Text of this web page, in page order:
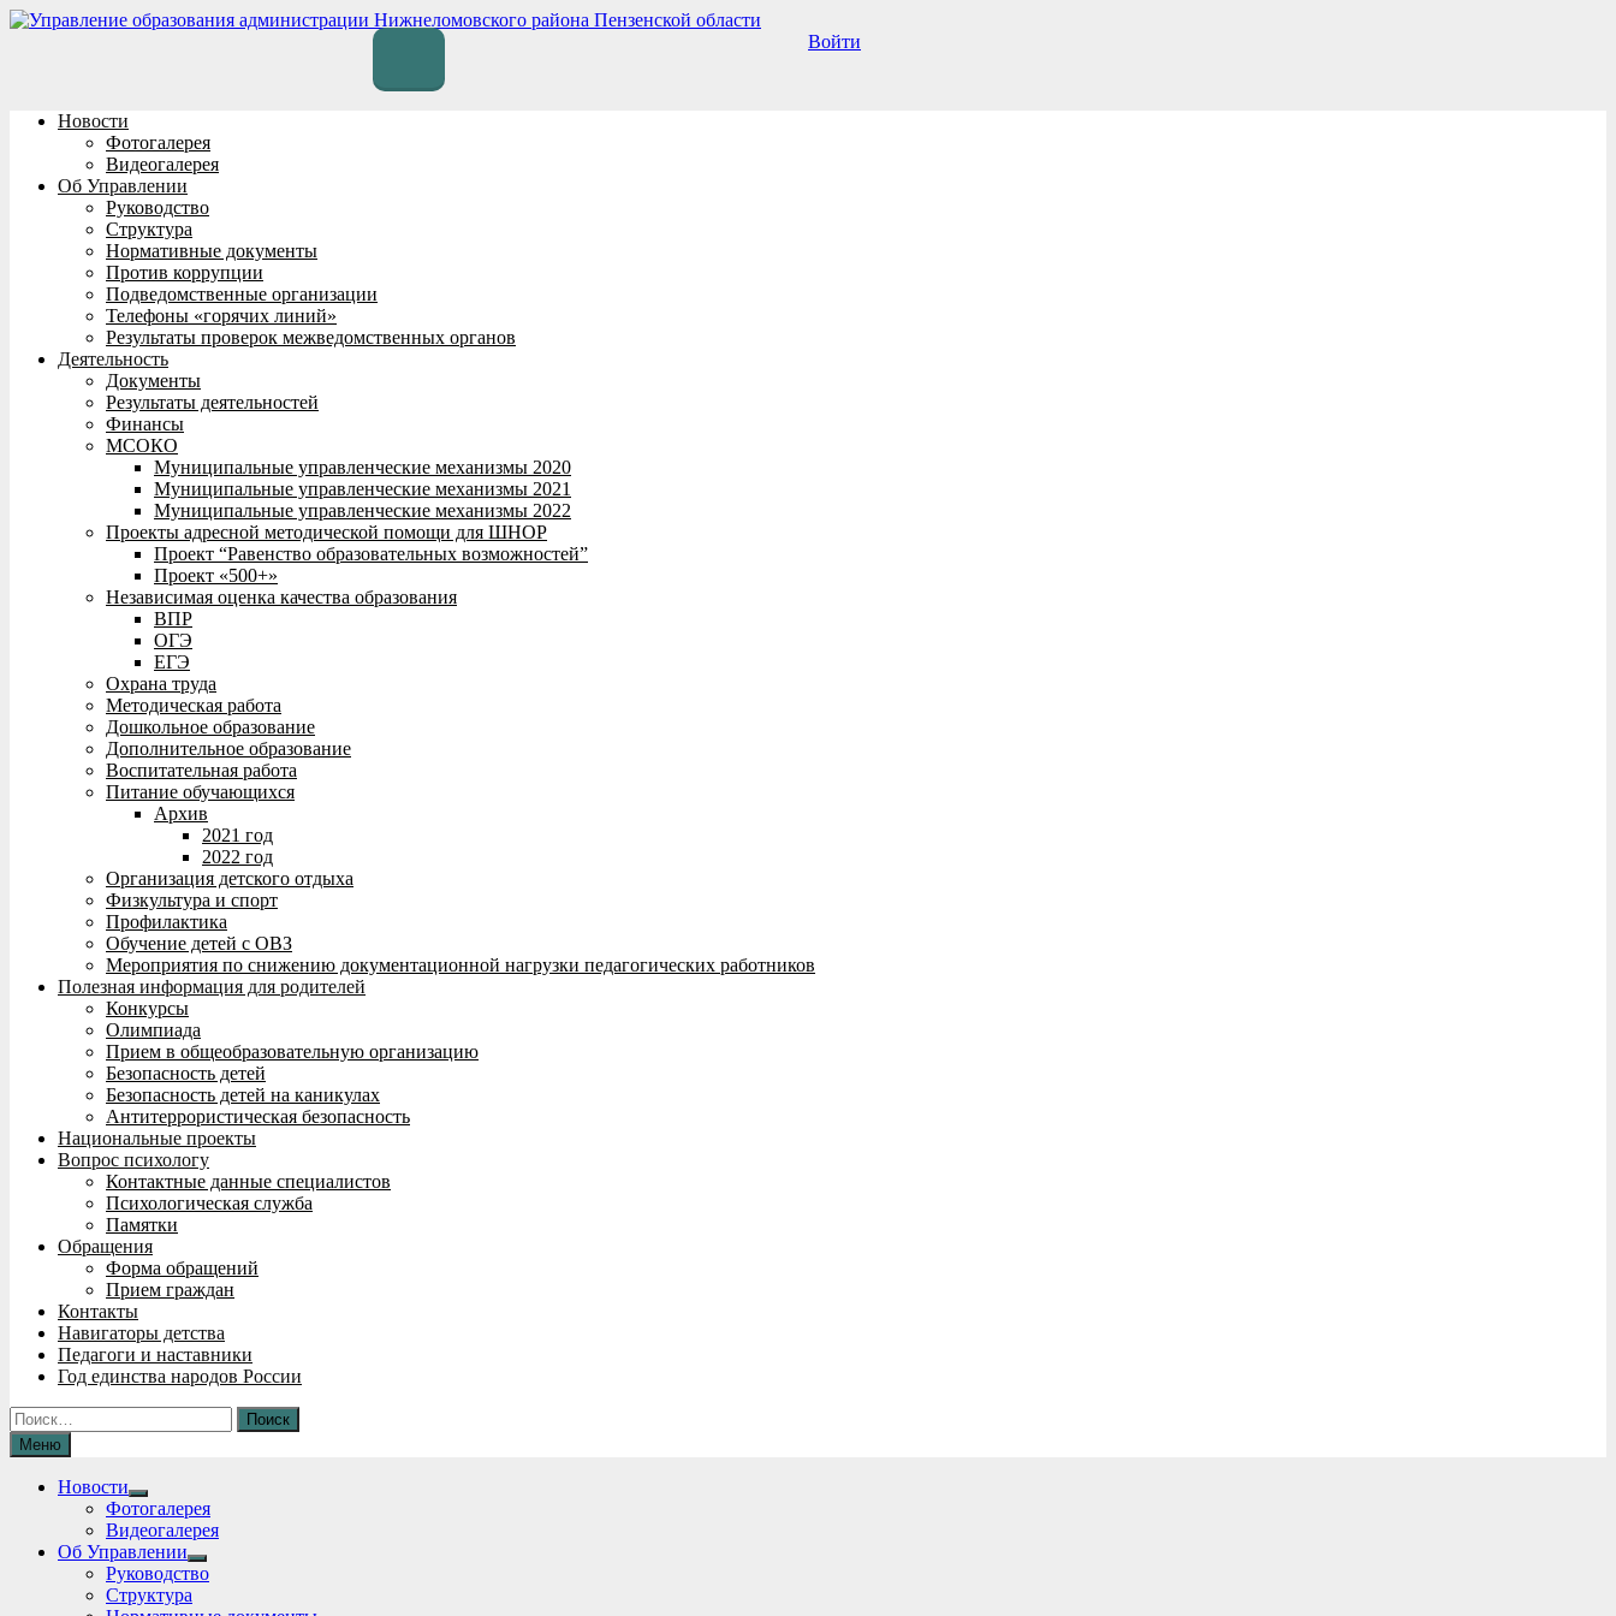
Перейти
Войти
Новости
Фотогалерея
Видеогалерея
Об Управлении
Руководство
Структура
Нормативные документы
Против коррупции
Подведомственные организации
Телефоны «горячих линий»
Результаты проверок межведомственных органов
Деятельность
Документы
Результаты деятельностей
Финансы
МСОКО
Муниципальные управленческие механизмы 2020
Муниципальные управленческие механизмы 2021
Муниципальные управленческие механизмы 2022
Проекты адресной методической помощи для ШНОР
Проект “Равенство образовательных возможностей”
Проект «500+»
Независимая оценка качества образования
ВПР
ОГЭ
ЕГЭ
Охрана труда
Методическая работа
Дошкольное образование
Дополнительное образование
Воспитательная работа
Питание обучающихся
Архив
2021 год
2022 год
Организация детского отдыха
Физкультура и спорт
Профилактика
Обучение детей с ОВЗ
Мероприятия по снижению документационной нагрузки педагогических работников
Полезная информация для родителей
Конкурсы
Олимпиада
Прием в общеобразовательную организацию
Безопасность детей
Безопасность детей на каникулах
Антитеррористическая безопасность
Национальные проекты
Вопрос психологу
Контактные данные специалистов
Психологическая служба
Памятки
Обращения
Форма обращений
Прием граждан
Контакты
Навигаторы детства
Педагоги и наставники
Год единства народов России
Найти:
Меню
Новости
Show
sub
menu
Фотогалерея
Видеогалерея
Об Управлении
Show
sub
Руководство
Структура